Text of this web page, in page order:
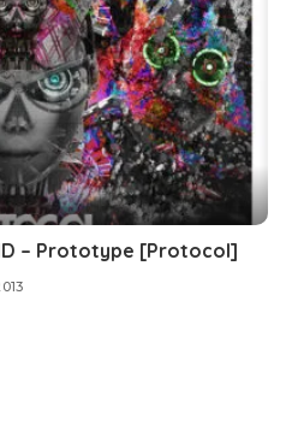
– Prototype [Protocol]